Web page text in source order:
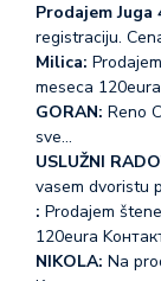
Prodajem Juga
registraciju.
Milica:
meseca
GORAN: Reno
sve…
USLUŽNI
vasem dvoristu
: Prodajem
120eura
NIKOLA: Na